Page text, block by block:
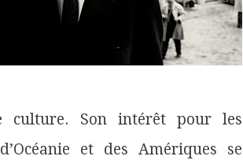
culture. Son intérêt pour les
et des Amériques se